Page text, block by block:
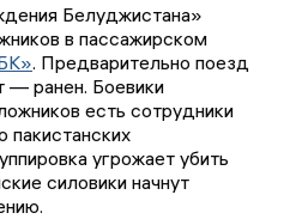
Белуджистана»
в пассажирском
. Предварительно поезд
— ранен. Боевики
есть сотрудники
пакистанских
угрожает убить
силовики начнут